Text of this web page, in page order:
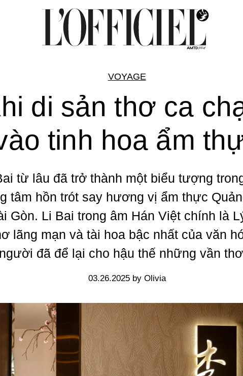
VOYAGE
di sản thơ ca
tinh hoa ẩm
từ lâu đã trở thành một biểu tượng
tâm hồn trót say hương vị ẩm thực
Gòn. Li Bai trong âm Hán Việt chính là
lãng mạn và tài hoa bậc nhất của văn
đã để lại cho hậu thế những vần
03.26.2025 by Olivia